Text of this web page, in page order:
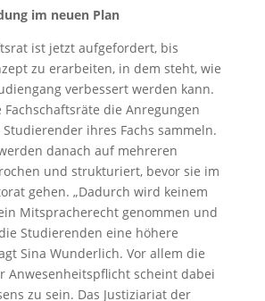
im neuen Plan
ist jetzt aufgefordert, bis
zu erarbeiten, in dem steht, wie
verbessert werden kann.
Fachschaftsräte die Anregungen
ihres Fachs sammeln.
danach auf mehreren
und strukturiert, bevor sie im
gehen. „Dadurch wird keinem
Mitspracherecht genommen und
Studierenden eine höhere
Sina Wunderlich. Vor allem die
Anwesenheitspflicht scheint dabei
zu sein. Das Justiziariat der